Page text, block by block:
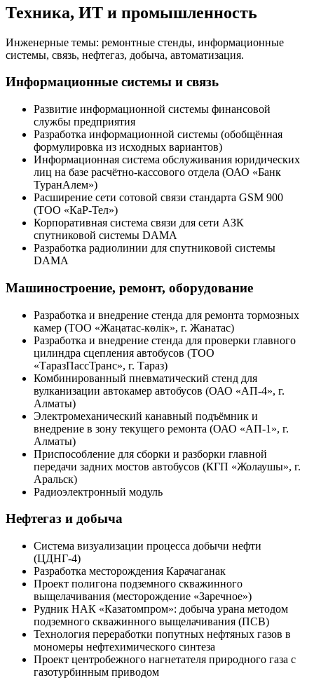
Техника, ИТ и промышленность
Инженерные темы: ремонтные стенды, информационные
системы, связь, нефтегаз, добыча, автоматизация.
Информационные системы и связь
Развитие информационной системы финансовой
службы предприятия
Разработка информационной системы (обобщённая
формулировка из исходных вариантов)
Информационная система обслуживания юридических
лиц на базе расчётно-кассового отдела (ОАО «Банк
ТуранАлем»)
Расширение сети сотовой связи стандарта GSM 900
(ТОО «КаР-Тел»)
Корпоративная система связи для сети АЗК
спутниковой системы DAMA
Разработка радиолинии для спутниковой системы
DAMA
Машиностроение, ремонт, оборудование
Разработка и внедрение стенда для ремонта тормозных
камер (ТОО «Жаңатас-көлік», г. Жанатас)
Разработка и внедрение стенда для проверки главного
цилиндра сцепления автобусов (ТОО
«ТаразПассТранс», г. Тараз)
Комбинированный пневматический стенд для
вулканизации автокамер автобусов (ОАО «АП-4», г.
Алматы)
Электромеханический канавный подъёмник и
внедрение в зону текущего ремонта (ОАО «АП-1», г.
Алматы)
Приспособление для сборки и разборки главной
передачи задних мостов автобусов (КГП «Жолаушы», г.
Аральск)
Радиоэлектронный модуль
Нефтегаз и добыча
Система визуализации процесса добычи нефти
(ЦДНГ-4)
Разработка месторождения Карачаганак
Проект полигона подземного скважинного
выщелачивания (месторождение «Заречное»)
Рудник НАК «Казатомпром»: добыча урана методом
подземного скважинного выщелачивания (ПСВ)
Технология переработки попутных нефтяных газов в
мономеры нефтехимического синтеза
Проект центробежного нагнетателя природного газа с
газотурбинным приводом